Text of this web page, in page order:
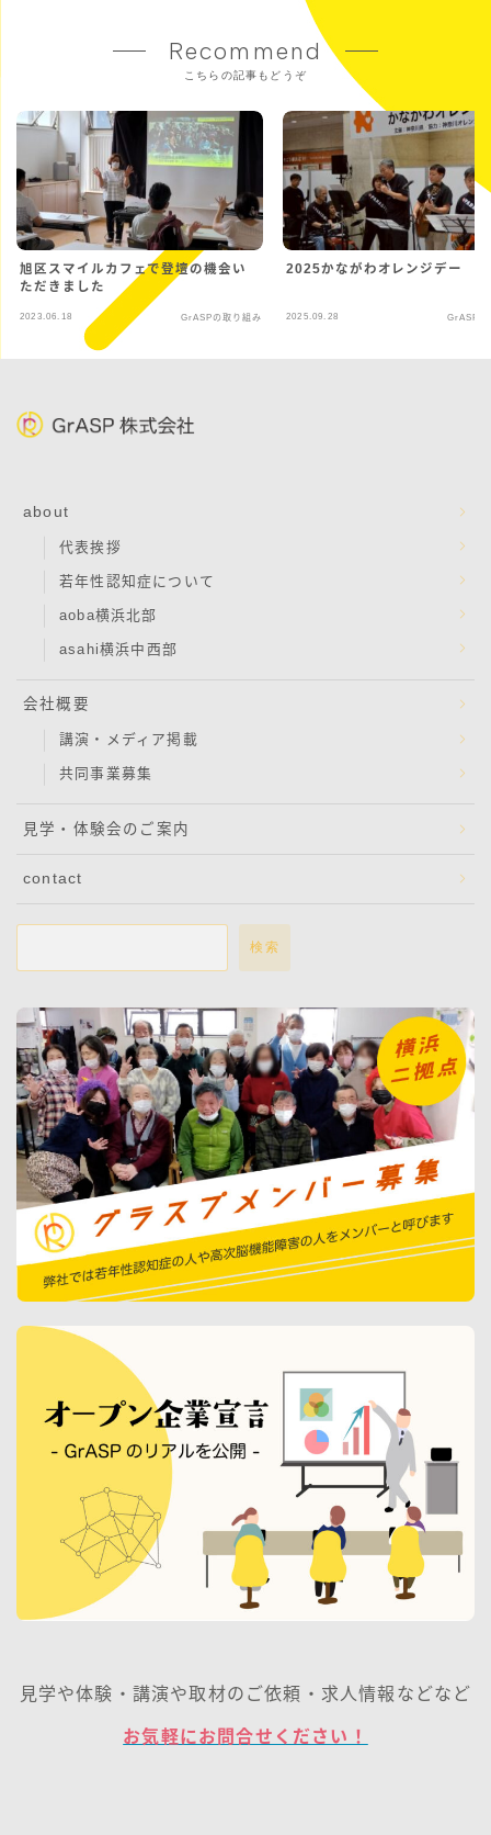
Recommend
こちらの記事もどうぞ
旭区スマイルカフェで登壇の機会い
ただきました
2023.06.18 GrASPの取り組み
2025かながわオレンジデー
2025.09.28 GrASPの
about
代表挨拶
若年性認知症について
aoba横浜北部
asahi横浜中西部
会社概要
講演・メディア掲載
共同事業募集
見学・体験会のご案内
contact
検索
見学や体験・講演や取材のご依頼・求人情報などなど
お気軽にお問合せください！